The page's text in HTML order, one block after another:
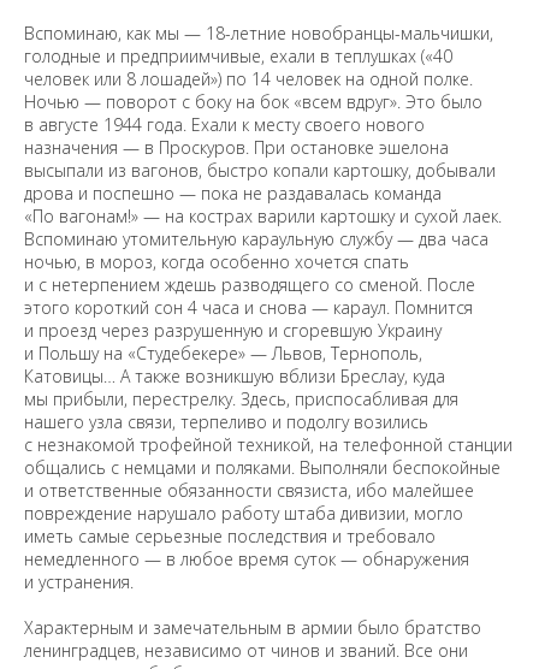
Вспоминаю, как мы — 18-летние новобранцы-мальчишки,
голодные и предприимчивые, ехали в теплушках («40
человек или 8 лошадей») по 14 человек на одной полке.
Ночью — поворот с боку на бок «всем вдруг». Это было
в августе 1944 года. Ехали к месту своего нового
назначения — в Проскуров. При остановке эшелона
высыпали из вагонов, быстро копали картошку, добывали
дрова и поспешно — пока не раздавалась команда
«По вагонам!» — на кострах варили картошку и сухой лаек.
Вспоминаю утомительную караульную службу — два часа
ночью, в мороз, когда особенно хочется спать
и с нетерпением ждешь разводящего со сменой. После
этого короткий сон 4 часа и снова — караул. Помнится
и проезд через разрушенную и сгоревшую Украину
и Польшу на «Студебекере» — Львов, Тернополь,
Катовицы… А также возникшую вблизи Бреслау, куда
мы прибыли, перестрелку. Здесь, приспосабливая для
нашего узла связи, терпеливо и подолгу возились
с незнакомой трофейной техникой, на телефонной станции
общались с немцами и поляками. Выполняли беспокойные
и ответственные обязанности связиста, ибо малейшее
повреждение нарушало работу штаба дивизии, могло
иметь самые серьезные последствия и требовало
немедленного — в любое время суток — обнаружения
и устранения.
Характерным и замечательным в армии было братство
ленинградцев, независимо от чинов и званий. Все они